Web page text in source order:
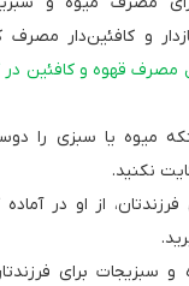
و کافئین‌دار
مصرف قهوه و کافئین در
میوه یا سبزی را
نکنید.
از او در
و سبزیجات برای